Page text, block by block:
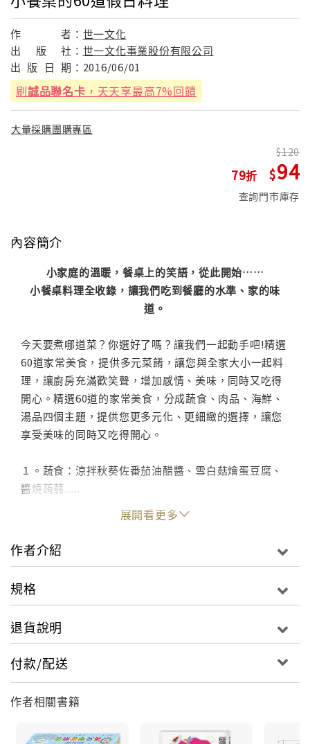
作 者： 世一文化
出
版 社： 世一文化事業股份有限公司
出 版 日 期： 2016/06/01
刷誠品聯名卡 ，天天享最高7%回饋
大量採購團購專區
79
120
94
查詢門市庫存
內容簡介
小家庭的溫暖，餐桌上的笑語，從此開始……
小餐桌料理全收錄，讓我們吃到餐廳的水準、家的味
道。
今天要煮哪道菜？你選好了嗎？讓我們一起動手吧!精選
60道家常美食，提供多元菜餚，讓您與全家大小一起料
理，讓廚房充滿歡笑聲，增加感情、美味，同時又吃得
開心。精選60道的家常美食，分成蔬食、肉品、海鮮、
湯品四個主題，提供您更多元化、更細緻的選擇，讓您
享受美味的同時又吃得開心。
１。蔬食：涼拌秋葵佐番茄油醋醬、雪白菇燴蛋豆腐、
醬燒蒟蒻......
２。肉品：泰式雞腿、孜然羊肉、培根蘆筍卷、咖哩
３。海鮮：明太子烤洋芋、義式章魚沙拉、醬滷花枝、
優格蝴蝶蝦......
展開看更多
作者介紹
規格
退貨說明
付款/配送
作者相關書籍